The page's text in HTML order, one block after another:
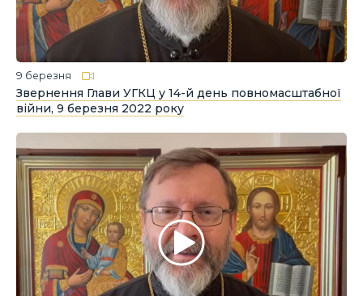
9 березня
Звернення Глави УГКЦ у 14-й день повномасштабної
війни, 9 березня 2022 року